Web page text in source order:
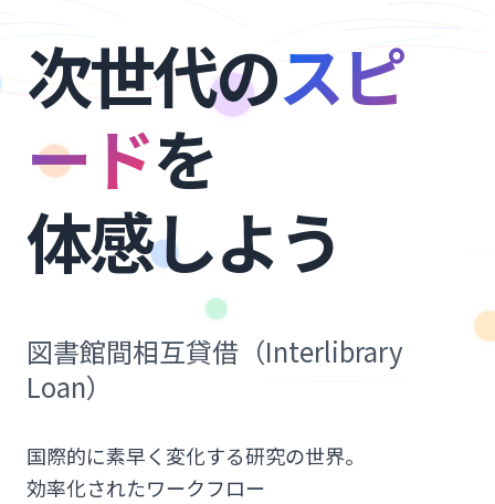
次世代のスピ
ードを
体感しよう
図書館間相互貸借（Interlibrary
Loan）
国際的に素早く変化する研究の世界。
効率化されたワークフロー